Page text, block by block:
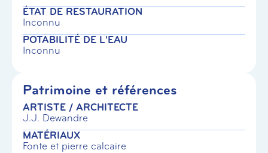
ÉTAT DE RESTAURATION
Inconnu
POTABILITÉ DE L'EAU
Inconnu
Patrimoine et références
ARTISTE / ARCHITECTE
J.J. Dewandre
MATÉRIAUX
Fonte et pierre calcaire